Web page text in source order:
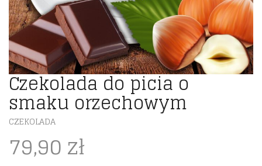
Czekolada do picia o
smaku orzechowym
CZEKOLADA
79,90zł